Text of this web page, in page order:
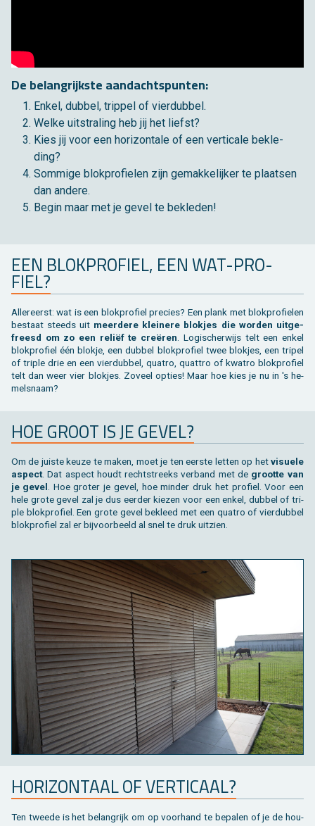
De be­lang­rijk­ste aan­dachts­pun­ten:
Enkel, dub­bel, trip­pel of vier­dub­bel.
Welke uit­stra­ling heb jij het liefst?
Kies jij voor een ho­ri­zon­ta­le of een ver­ti­ca­le be­kle­
ding?
Som­mi­ge blok­pro­fie­len zijn ge­mak­ke­lij­ker te plaat­sen
dan an­de­re.
Begin maar met je gevel te be­kle­den!
EEN BLOK­PRO­FIEL, EEN WAT-PRO­
FIEL?
Al­ler­eerst: wat is een blok­pro­fiel pre­cies? Een plank met blok­pro­fie­len
be­staat steeds uit meer­de­re klei­ne­re blok­jes die wor­den uit­ge­
freesd om zo een reliëf te creëren . Lo­gi­scher­wijs telt een enkel
blok­pro­fiel één blok­je, een dub­bel blok­pro­fiel twee blok­jes, een tri­pel
of tri­ple drie en een vier­dub­bel, qua­tro, quat­tro of kwa­tro blok­pro­fiel
telt dan weer vier blok­jes. Zo­veel op­ties! Maar hoe kies je nu in 's he­
mels­naam?
HOE GROOT IS JE GEVEL?
Om de juis­te keuze te maken, moet je ten eer­ste let­ten op hetvi­su­e­le
as­pect. Dat as­pect houdt recht­streeks ver­band met de groot­te van
je gevel. Hoe gro­ter je gevel, hoe min­der druk het pro­fiel. Voor een
hele grote gevel zal je dus eer­der kie­zen voor een enkel, dub­bel of tri­
ple blok­pro­fiel. Een grote gevel be­kleed met een qua­tro of vier­dub­bel
blok­pro­fiel zal er bij­voor­beeld al snel te druk uit­zien.
HO­RI­ZON­TAAL OF VER­TI­CAAL?
Ten twee­de is het be­lang­rijk om op voor­hand te be­pa­len of je de hou­